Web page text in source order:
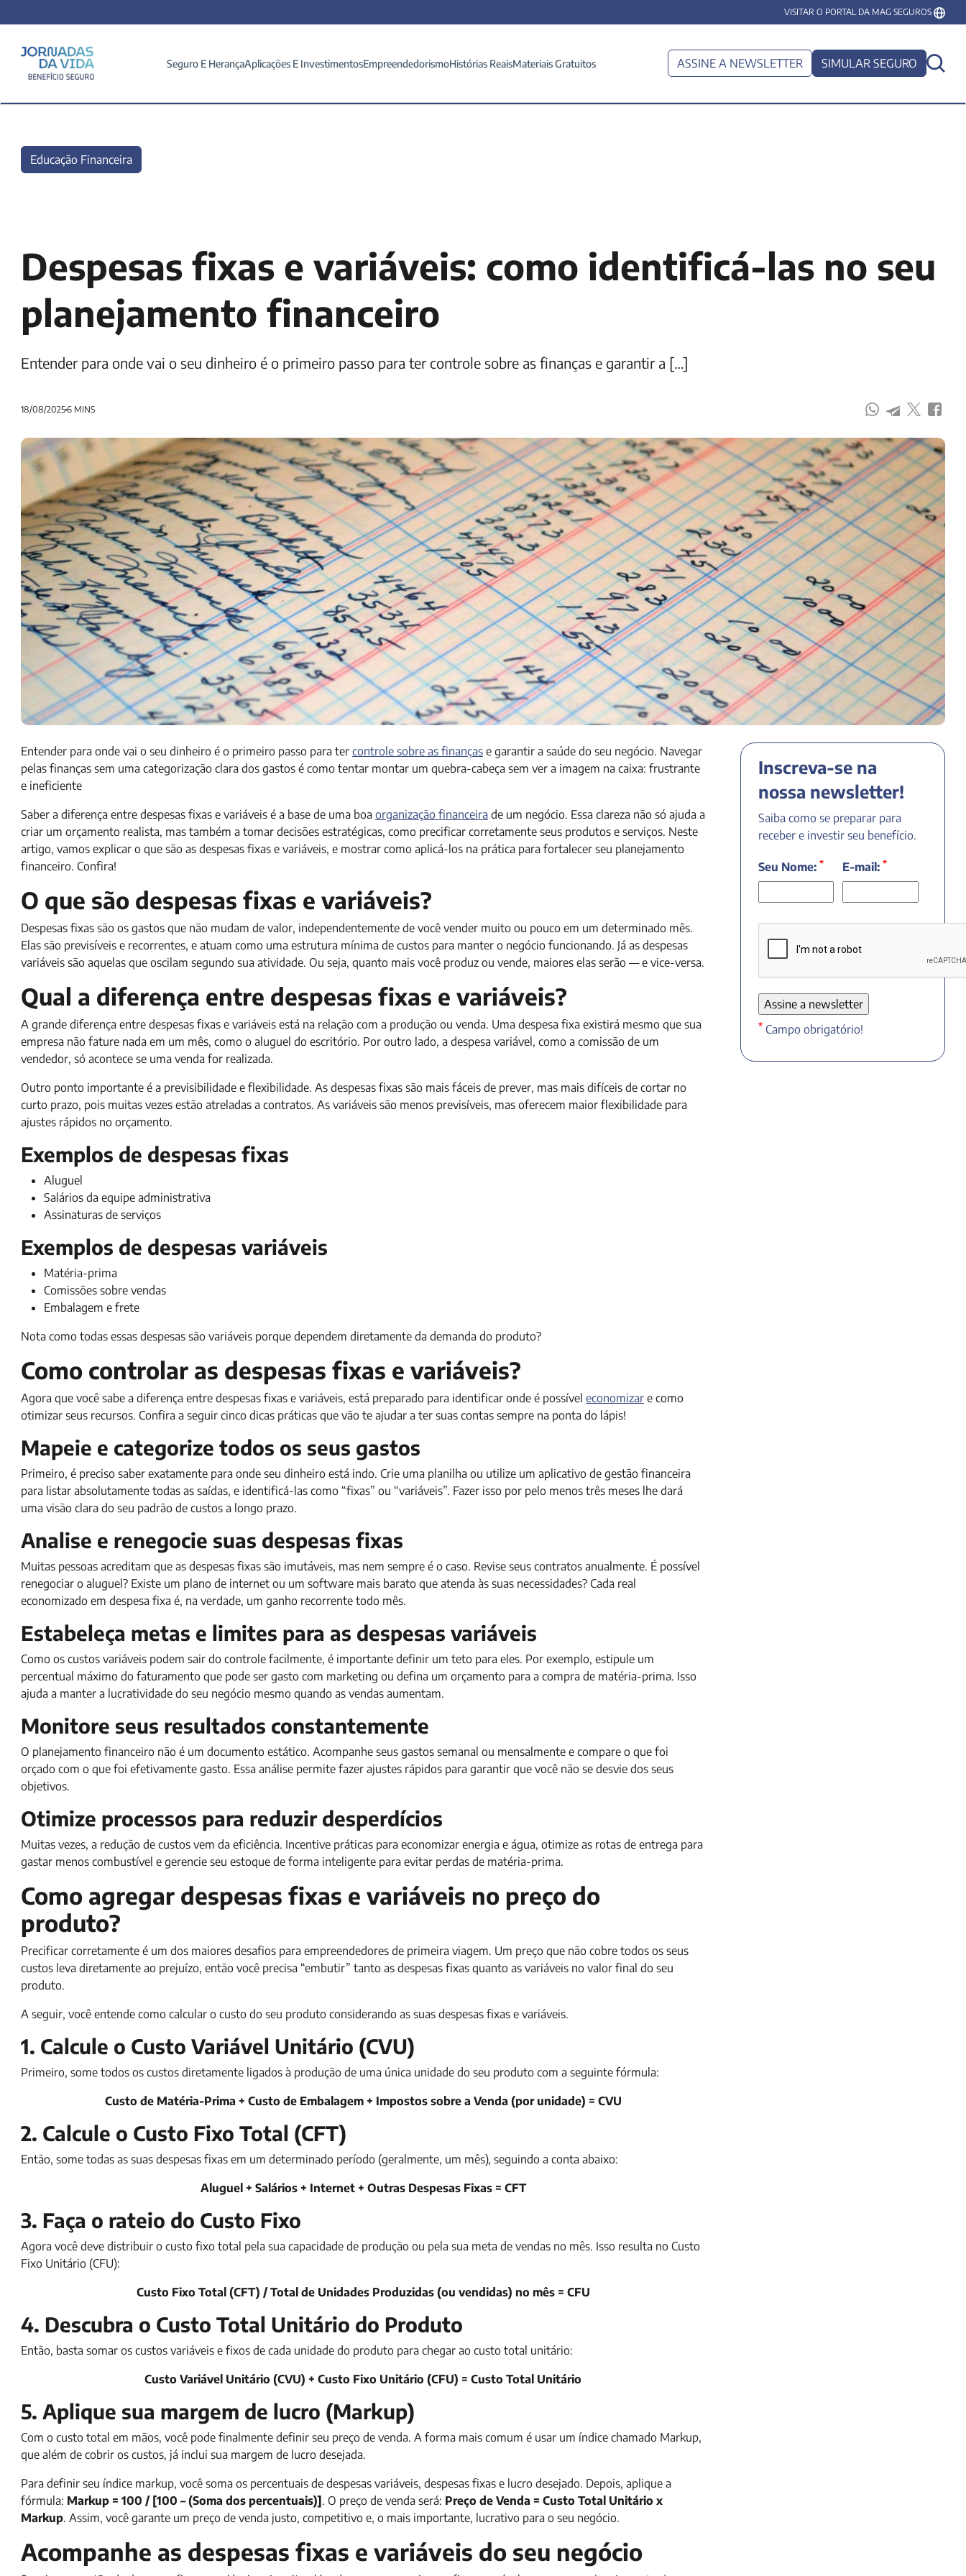
VISITAR O PORTAL DA MAG SEGUROS
Seguro E HerançaAplicações E InvestimentosEmpreendedorismoHistórias ReaisMateriais Gratuitos ASSINE A NEWSLETTER SIMULAR SEGURO
Educação Financeira
Despesas fixas e variáveis​: como identificá-las no seu
planejamento financeiro
Entender para onde vai o seu dinheiro é o primeiro passo para ter controle sobre as finanças e garantir a […]
18/08/20256 MINS
Entender para onde vai o seu dinheiro é o primeiro passo para ter controle sobre as finanças e garantir a saúde do seu negócio. Navegar
pelas finanças sem uma categorização clara dos gastos é como tentar montar um quebra-cabeça sem ver a imagem na caixa: frustrante
e ineficiente
Saber a diferença entre despesas fixas e variáveis é a base de uma boa organização financeira de um negócio. Essa clareza não só ajuda a
criar um orçamento realista, mas também a tomar decisões estratégicas, como precificar corretamente seus produtos e serviços. Neste
artigo, vamos explicar o que são as despesas fixas e variáveis, e mostrar como aplicá-los na prática para fortalecer seu planejamento
financeiro. Confira!
O que são despesas fixas e variáveis?
Despesas fixas são os gastos que não mudam de valor, independentemente de você vender muito ou pouco em um determinado mês.
Elas são previsíveis e recorrentes, e atuam como uma estrutura mínima de custos para manter o negócio funcionando. Já as despesas
variáveis são aquelas que oscilam segundo sua atividade. Ou seja, quanto mais você produz ou vende, maiores elas serão — e vice-versa.
Qual a diferença entre despesas fixas e variáveis?
A grande diferença entre despesas fixas e variáveis está na relação com a produção ou venda. Uma despesa fixa existirá mesmo que sua
empresa não fature nada em um mês, como o aluguel do escritório. Por outro lado, a despesa variável, como a comissão de um
vendedor, só acontece se uma venda for realizada.
Outro ponto importante é a previsibilidade e flexibilidade. As despesas fixas são mais fáceis de prever, mas mais difíceis de cortar no
curto prazo, pois muitas vezes estão atreladas a contratos. As variáveis são menos previsíveis, mas oferecem maior flexibilidade para
ajustes rápidos no orçamento.
Exemplos de despesas fixas
Aluguel
Salários da equipe administrativa
Assinaturas de serviços
Exemplos de despesas variáveis
Matéria-prima
Comissões sobre vendas
Embalagem e frete
Nota como todas essas despesas são variáveis porque dependem diretamente da demanda do produto?
Como controlar as despesas fixas e variáveis?
Agora que você sabe a diferença entre despesas fixas e variáveis, está preparado para identificar onde é possível economizar e como
otimizar seus recursos. Confira a seguir cinco dicas práticas que vão te ajudar a ter suas contas sempre na ponta do lápis!
Mapeie e categorize todos os seus gastos
Primeiro, é preciso saber exatamente para onde seu dinheiro está indo. Crie uma planilha ou utilize um aplicativo de gestão financeira
para listar absolutamente todas as saídas, e identificá-las como “fixas” ou “variáveis”. Fazer isso por pelo menos três meses lhe dará
uma visão clara do seu padrão de custos a longo prazo.
Analise e renegocie suas despesas fixas
Muitas pessoas acreditam que as despesas fixas são imutáveis, mas nem sempre é o caso. Revise seus contratos anualmente. É possível
renegociar o aluguel? Existe um plano de internet ou um software mais barato que atenda às suas necessidades? Cada real
economizado em despesa fixa é, na verdade, um ganho recorrente todo mês.
Estabeleça metas e limites para as despesas variáveis
Como os custos variáveis podem sair do controle facilmente, é importante definir um teto para eles. Por exemplo, estipule um
percentual máximo do faturamento que pode ser gasto com marketing ou defina um orçamento para a compra de matéria-prima. Isso
ajuda a manter a lucratividade do seu negócio mesmo quando as vendas aumentam.
Monitore seus resultados constantemente
O planejamento financeiro não é um documento estático. Acompanhe seus gastos semanal ou mensalmente e compare o que foi
orçado com o que foi efetivamente gasto. Essa análise permite fazer ajustes rápidos para garantir que você não se desvie dos seus
objetivos.
Otimize processos para reduzir desperdícios
Muitas vezes, a redução de custos vem da eficiência. Incentive práticas para economizar energia e água, otimize as rotas de entrega para
gastar menos combustível e gerencie seu estoque de forma inteligente para evitar perdas de matéria-prima.
Como agregar despesas fixas e variáveis no preço​ do
produto?
Precificar corretamente é um dos maiores desafios para empreendedores de primeira viagem. Um preço que não cobre todos os seus
custos leva diretamente ao prejuízo, então você precisa “embutir” tanto as despesas fixas quanto as variáveis no valor final do seu
produto.
A seguir, você entende como calcular o custo do seu produto considerando as suas despesas fixas e variáveis.
1. Calcule o Custo Variável Unitário (CVU)
Primeiro, some todos os custos diretamente ligados à produção de uma única unidade do seu produto com a seguinte fórmula:
Custo de Matéria-Prima + Custo de Embalagem + Impostos sobre a Venda (por unidade) = CVU
2. Calcule o Custo Fixo Total (CFT)
Então, some todas as suas despesas fixas em um determinado período (geralmente, um mês), seguindo a conta abaixo:
Aluguel + Salários + Internet + Outras Despesas Fixas = CFT
3. Faça o rateio do Custo Fixo
Agora você deve distribuir o custo fixo total pela sua capacidade de produção ou pela sua meta de vendas no mês. Isso resulta no Custo
Fixo Unitário (CFU):
Custo Fixo Total (CFT) / Total de Unidades Produzidas (ou vendidas) no mês = CFU
4. Descubra o Custo Total Unitário do Produto
Então, basta somar os custos variáveis e fixos de cada unidade do produto para chegar ao custo total unitário:
Custo Variável Unitário (CVU) + Custo Fixo Unitário (CFU) = Custo Total Unitário
5. Aplique sua margem de lucro (Markup)
Com o custo total em mãos, você pode finalmente definir seu preço de venda. A forma mais comum é usar um índice chamado Markup,
que além de cobrir os custos, já inclui sua margem de lucro desejada.
Para definir seu índice markup, você soma os percentuais de despesas variáveis, despesas fixas e lucro desejado. Depois, aplique a
fórmula: Markup = 100 / [100 – (Soma dos percentuais)] . O preço de venda será: Preço de Venda = Custo Total Unitário x
Markup. Assim, você garante um preço de venda justo, competitivo e, o mais importante, lucrativo para o seu negócio.
Acompanhe as despesas fixas e variáveis do seu negócio
Inscreva-se na
nossa newsletter!
Saiba como se preparar para
receber e investir seu benefício.
Seu Nome: * E-mail: *
* Campo obrigatório!